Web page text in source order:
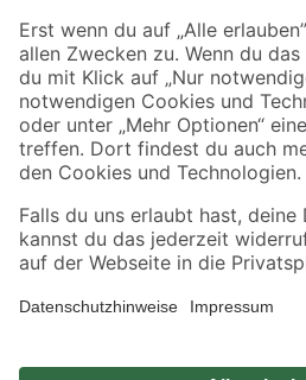
Sicher einkaufen
Jetzt die toom-App herunterladen
Alle Preisangaben in EUR inkl. gesetzl. MwSt.. Die
Umständen nicht in allen Märkten verfügbar. Die
Produkte nur solange der Vorrat reicht.
*Paketversand ab 59 € versandkostenfrei, gilt nicht